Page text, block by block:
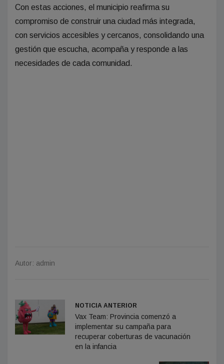
Con estas acciones, el municipio reafirma su
compromiso de construir una ciudad más integrada,
con servicios accesibles y cercanos, consolidando una
gestión que escucha, acompaña y responde a las
necesidades de cada comunidad.
Autor: admin
NOTICIA ANTERIOR
Vax Team: Provincia comenzó a
implementar su campaña para
recuperar coberturas de vacunación
en la infancia